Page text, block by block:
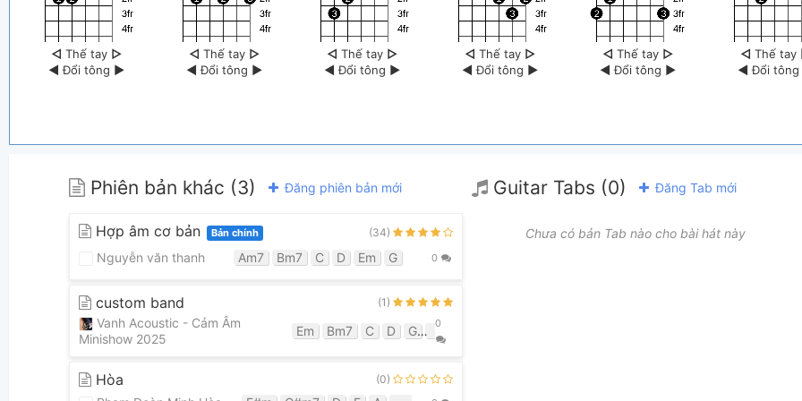
◁ Thế tay ▷
◀ Đổi tông ▶
◁ Thế tay ▷
◀ Đổi tông ▶
◁ Thế tay ▷
◀ Đổi tông ▶
◁ Thế tay ▷
◀ Đổi tông ▶
◁ Thế tay ▷
◀ Đổi tông ▶
◁ Thế tay
◀ Đổi tông
Phiên bản khác (3) Đăng phiên bản mới
Hợp âm cơ bản Bản chính (34)
Nguyễn văn thanh Am7 Bm7 C D Em G 0
custom band (1)
Vanh Acoustic - Cảm Âm
Minishow 2025
Em Bm7 C D G B7
0
Hòa (0)
Guitar Tabs (0) Đăng Tab mới
Chưa có bản Tab nào cho bài hát này